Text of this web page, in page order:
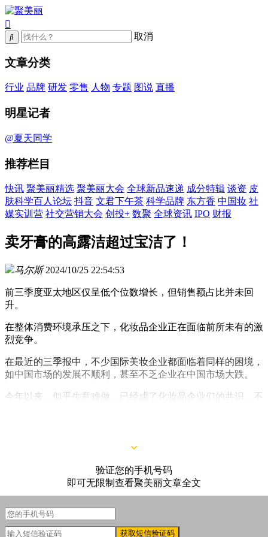
取消
文章分类
行业 品牌 研发 零售 人物 专题 图说 直播
明星记者
@夏天同学
推荐栏目
快讯 聚美丽精选 聚美丽大会 全球新品速递 成分特辑 谈资 皮
肤科学百人论坛 抖音 文君下午茶 科学品牌 东方香 中国妆 社
媒实训营 社交营销大会 创投+ 数聚 全球资讯 IPO 财报
卖牙膏的高露洁超过宝洁了！
马尔斯 2024/10/25 22:54:53
前三季度亚太地区仅呈低个位数增长，但销售额占比并未回
升。
在整体消费环境承压之下，化妆品企业正在面临前所未有的激
烈竞争。
在最近的三季报中，不少国际美妆企业都面临着同样的困境，
如中国市场的发展不顺利，甚至不乏企业在中国市场大跌。
今年以来，似乎生意难做，已经成了化妆品企业们的共识，不
验证您的手机号码
即可无限制查看聚美丽文章全文
获取短信验证码